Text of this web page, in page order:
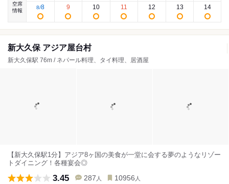
空席
情報
8/8 9 10 11 12 13 14
新大久保 アジア屋台村
新大久保駅 76m / ネパール料理、タイ料理、居酒屋
【新大久保駅1分】アジア8ヶ国の美食が一堂に会する夢のようなリゾー
トダイニング！各種宴会◎
3.45 287 人 10956 人